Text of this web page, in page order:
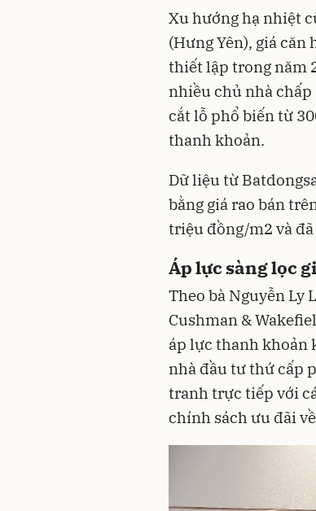
Xu hướng hạ nhiệt
(Hưng Yên), giá
thiết lập trong năm
nhiều chủ nhà
cắt lỗ phổ biến từ
thanh khoản.
Dữ liệu từ
bằng giá rao bán
triệu đồng/m2 và
Áp lực sàng lọc
Theo bà Nguyễn Ly
Cushman &
áp lực thanh khoản
nhà đầu tư thứ cấp
tranh trực tiếp với
chính sách ưu đãi